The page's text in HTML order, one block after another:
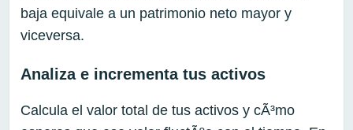
baja equivale a un patrimonio neto mayor y
viceversa.
Analiza e incrementa tus activos
Calcula el valor total de tus activos y cÃ³mo